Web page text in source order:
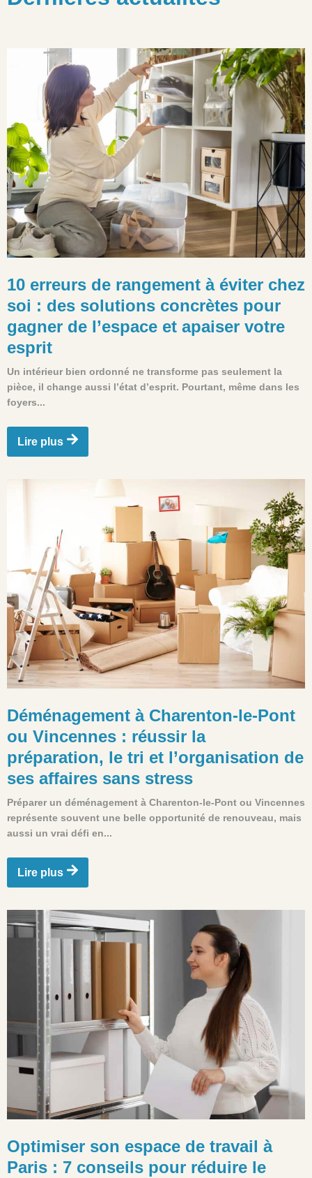
10 erreurs de rangement à éviter chez
soi : des solutions concrètes pour
gagner de l’espace et apaiser votre
esprit
Un intérieur bien ordonné ne transforme pas seulement la
pièce, il change aussi l’état d’esprit. Pourtant, même dans les
foyers...
Lire plus
Déménagement à Charenton-le-Pont
ou Vincennes : réussir la
préparation, le tri et l’organisation de
ses affaires sans stress
Préparer un déménagement à Charenton-le-Pont ou Vincennes
représente souvent une belle opportunité de renouveau, mais
aussi un vrai défi en...
Lire plus
Optimiser son espace de travail à
Paris : 7 conseils pour réduire le